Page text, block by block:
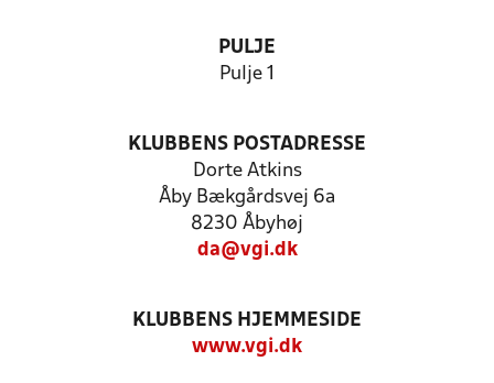
PULJE
Pulje 1
KLUBBENS POSTADRESSE
Dorte Atkins
Åby Bækgårdsvej 6a
8230 Åbyhøj
da@vgi.dk
KLUBBENS HJEMMESIDE
www.vgi.dk